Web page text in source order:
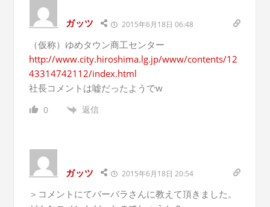
ガッツ 2015年6月18日 06:48
（仮称）ゆめタウン商工センター
http://www.city.hiroshima.lg.jp/www/contents/12
43314742112/index.html
社長コメントは嘘だったようでw
0 返信
ガッツ 2015年6月18日 20:54
＞コメントにてバーバラさんに教えて頂きました。